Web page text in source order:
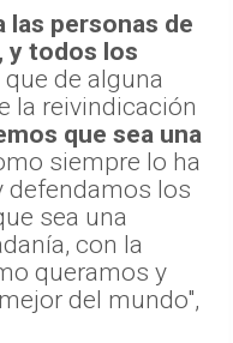
las personas de
y todos los
que de alguna
la reivindicación
que sea una
siempre lo ha
defendamos los
sea una
con la
queramos y
del mundo",